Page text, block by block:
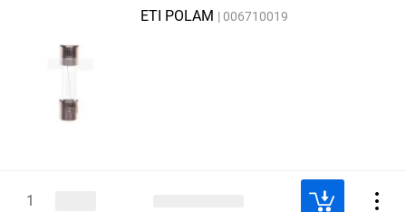
ETI POLAM 006710019